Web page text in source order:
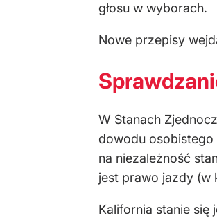
głosu w wyborach.
Nowe przepisy
W Stanach
dowodu osobistego
na niezależność
jest prawo jazdy (w
Kalifornia stanie się